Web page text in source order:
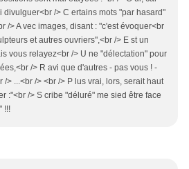
divulguer<br /> C ertains mots "par hasard"
/> A vec images, disant : "c'est évoquer<br
et autres ouvriers",<br /> E st un
vous relayez<br /> U ne "délectation" pour
/> R avi que d'autres - pas vous ! -
/> ...<br /> <br /> P lus vrai, lors, serait haut
:"<br /> S cribe "déluré" me sied être face
!!!